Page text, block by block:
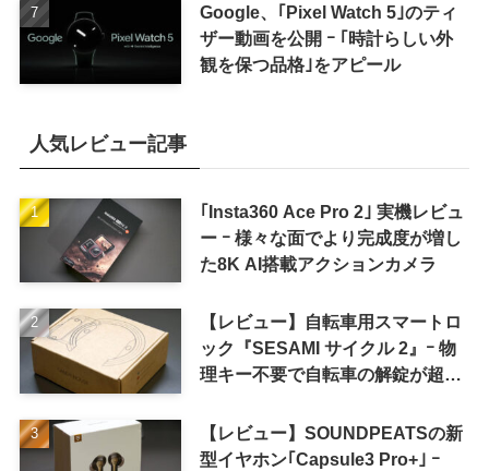
Google、｢Pixel Watch 5｣のティ
ザー動画を公開 ｰ ｢時計らしい外
観を保つ品格｣をアピール
人気レビュー記事
｢Insta360 Ace Pro 2｣ 実機レビュ
ー ｰ 様々な面でより完成度が増し
た8K AI搭載アクションカメラ
【レビュー】自転車用スマートロ
ック『SESAMI サイクル 2』ｰ 物
理キー不要で自転車の解錠が超簡
【レビュー】SOUNDPEATSの新
型イヤホン｢Capsule3 Pro+｣ ｰ